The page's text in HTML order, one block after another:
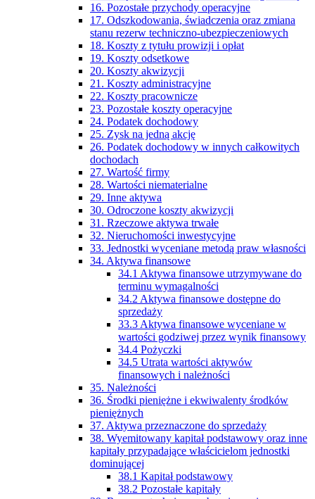
16. Pozostałe przychody operacyjne
17. Odszkodowania, świadczenia oraz zmiana
stanu rezerw techniczno-ubezpieczeniowych
18. Koszty z tytułu prowizji i opłat
19. Koszty odsetkowe
20. Koszty akwizycji
21. Koszty administracyjne
22. Koszty pracownicze
23. Pozostałe koszty operacyjne
24. Podatek dochodowy
25. Zysk na jedną akcję
26. Podatek dochodowy w innych całkowitych
dochodach
27. Wartość firmy
28. Wartości niematerialne
29. Inne aktywa
30. Odroczone koszty akwizycji
31. Rzeczowe aktywa trwałe
32. Nieruchomości inwestycyjne
33. Jednostki wyceniane metodą praw własności
34. Aktywa finansowe
34.1 Aktywa finansowe utrzymywane do
terminu wymagalności
34.2 Aktywa finansowe dostępne do
sprzedaży
33.3 Aktywa finansowe wyceniane w
wartości godziwej przez wynik finansowy
34.4 Pożyczki
34.5 Utrata wartości aktywów
finansowych i należności
35. Należności
36. Środki pieniężne i ekwiwalenty środków
pieniężnych
37. Aktywa przeznaczone do sprzedaży
38. Wyemitowany kapitał podstawowy oraz inne
kapitały przypadające właścicielom jednostki
dominującej
38.1 Kapitał podstawowy
38.2 Pozostałe kapitały